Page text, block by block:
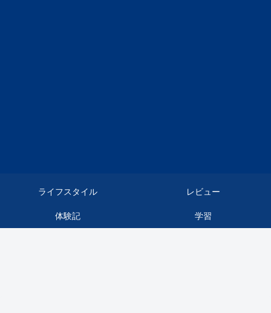
ライフスタイル レビュー
体験記 学習